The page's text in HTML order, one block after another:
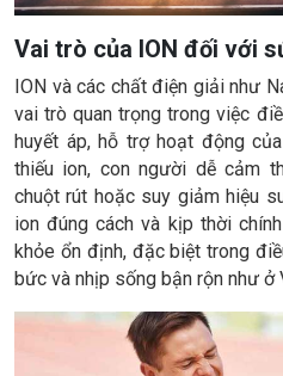
Vai trò của ION đối với
ION và các chất điện giải như
vai trò quan trọng trong việc
huyết áp, hỗ trợ hoạt động
thiếu ion, con người dễ cảm
chuột rút hoặc suy giảm hiệu
ion đúng cách và kịp thời
khỏe ổn định, đặc biệt trong
bức và nhịp sống bận rộn như ở